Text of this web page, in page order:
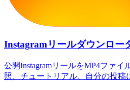
Instagramリールダウンロー
公開InstagramリールをMP4ファ
照、チュートリアル、自分の投稿